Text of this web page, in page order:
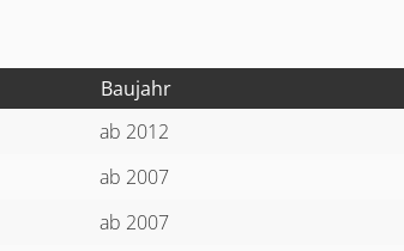
Baujahr
ab 2012
ab 2007
ab 2007